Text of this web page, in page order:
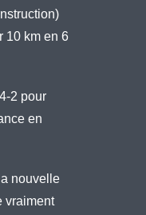
10 km en 6
2 pour
en
nouvelle
vraiment